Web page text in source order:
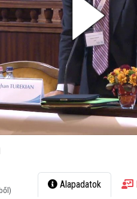
Alapadatok